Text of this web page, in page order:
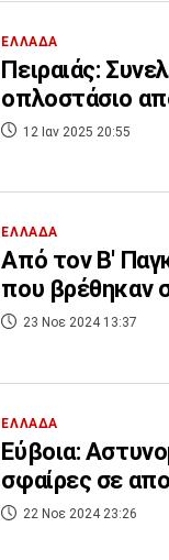
ΕΛΛΑΔΑ
Πειραιάς:
οπλοστάσιο
12 Ιαν 2025 20:55
ΕΛΛΑΔΑ
Από τον Β'
που βρέθηκαν
23 Νοε 2024 13:37
ΕΛΛΑΔΑ
Εύβοια:
σφαίρες σε
22 Νοε 2024 23:26